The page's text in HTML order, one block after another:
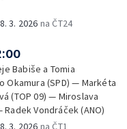
8. 3. 2026 na ČT24
Babiše a Tomia
Okamura (SPD) — Markéta
(TOP 09) — Miroslava
Radek Vondráček (ANO)
8. 3. 2026 na ČT1